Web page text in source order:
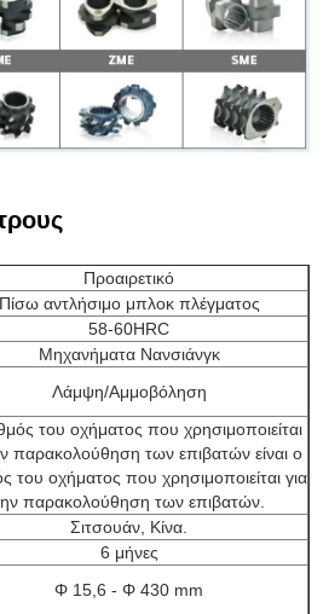
Προαιρετικό
Πίσω αντλήσιμο μπλοκ πλέγματος
58-60HRC
Μηχανήματα Νανσιάνγκ
Λάμψη/Αμμοβόληση
του οχήματος που χρησιμοποιείται
παρακολούθηση των επιβατών είναι ο
του οχήματος που χρησιμοποιείται για
παρακολούθηση των επιβατών.
Σιτσουάν, Κίνα.
6 μήνες
Φ 15,6 - Φ 430 mm